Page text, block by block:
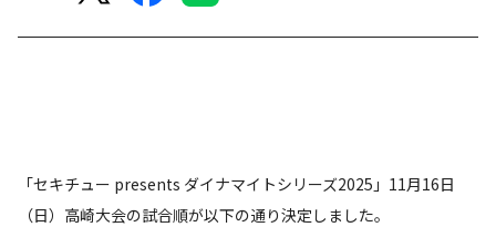
「セキチュー presents ダイナマイトシリーズ2025」11月16日
（日）高崎大会の試合順が以下の通り決定しました。